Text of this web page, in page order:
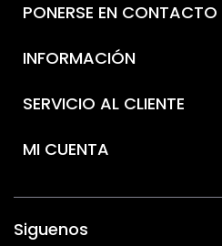
PONERSE EN CONTACTO
INFORMACIÓN
SERVICIO AL CLIENTE
MI CUENTA
Siguenos